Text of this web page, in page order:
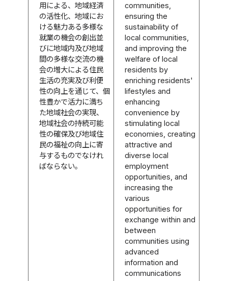
用による、地域経済
の活性化、地域にお
ける魅力ある多様な
就業の機会の創出並
びに地域内及び地域
間の多様な交流の機
会の増大による住民
生活の充実及び利便
性の向上を通じて、個
性豊かで活力に満ち
た地域社会の実現、
地域社会の持続可能
性の確保及び地域住
民の福祉の向上に寄
与するものでなけれ
ばならない。
communities,
ensuring the
sustainability of
local communities,
and improving the
welfare of local
residents by
enriching residents'
lifestyles and
enhancing
convenience by
stimulating local
economies, creating
attractive and
diverse local
employment
opportunities, and
increasing the
various
opportunities for
exchange within and
between
communities using
advanced
information and
communications